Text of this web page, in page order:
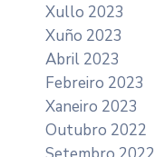
Xullo 2023
Xuño 2023
Abril 2023
Febreiro 2023
Xaneiro 2023
Outubro 2022